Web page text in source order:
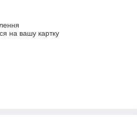
на вашу картку